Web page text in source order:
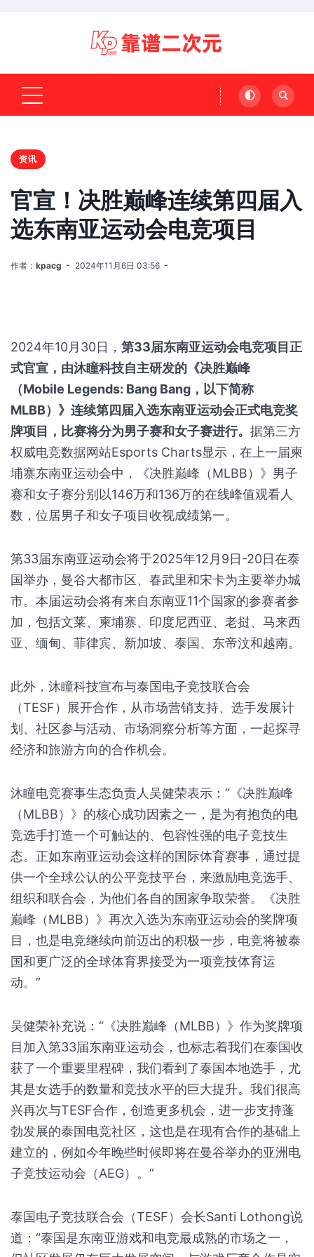
资讯
官宣！决胜巅峰连续第四届入
选东南亚运动会电竞项目
作者： kpacg 2024年11月6日 03:56
2024年10月30日， 第33届东南亚运动会电竞项目正
式官宣，由沐瞳科技自主研发的《决胜巅峰
（Mobile Legends: Bang Bang，以下简称
MLBB）》连续第四届入选东南亚运动会正式电竞奖
牌项目，比赛将分为男子赛和女子赛进行。 据第三方
权威电竞数据网站Esports Charts显示，在上一届柬
埔寨东南亚运动会中，《决胜巅峰（MLBB）》男子
赛和女子赛分别以146万和136万的在线峰值观看人
数，位居男子和女子项目收视成绩第一。
第33届东南亚运动会将于2025年12月9日-20日在泰
国举办，曼谷大都市区、春武里和宋卡为主要举办城
市。本届运动会将有来自东南亚11个国家的参赛者参
加，包括文莱、柬埔寨、印度尼西亚、老挝、马来西
亚、缅甸、菲律宾、新加坡、泰国、东帝汶和越南。
此外，沐瞳科技宣布与泰国电子竞技联合会
（TESF）展开合作，从市场营销支持、选手发展计
划、社区参与活动、市场洞察分析等方面，一起探寻
经济和旅游方向的合作机会。
沐瞳电竞赛事生态负责人吴健荣表示：“《决胜巅峰
（MLBB）》的核心成功因素之一，是为有抱负的电
竞选手打造一个可触达的、包容性强的电子竞技生
态。正如东南亚运动会这样的国际体育赛事，通过提
供一个全球公认的公平竞技平台，来激励电竞选手、
组织和联合会，为他们各自的国家争取荣誉。《决胜
巅峰（MLBB）》再次入选为东南亚运动会的奖牌项
目，也是电竞继续向前迈出的积极一步，电竞将被泰
国和更广泛的全球体育界接受为一项竞技体育运
动。”
吴健荣补充说：“《决胜巅峰（MLBB）》作为奖牌项
目加入第33届东南亚运动会，也标志着我们在泰国收
获了一个重要里程碑，我们看到了泰国本地选手，尤
其是女选手的数量和竞技水平的巨大提升。我们很高
兴再次与TESF合作，创造更多机会，进一步支持蓬
勃发展的泰国电竞社区，这也是在现有合作的基础上
建立的，例如今年晚些时候即将在曼谷举办的亚洲电
子竞技运动会（AEG）。”
泰国电子竞技联合会（TESF）会长Santi Lothong说
道：“泰国是东南亚游戏和电竞最成熟的市场之一，